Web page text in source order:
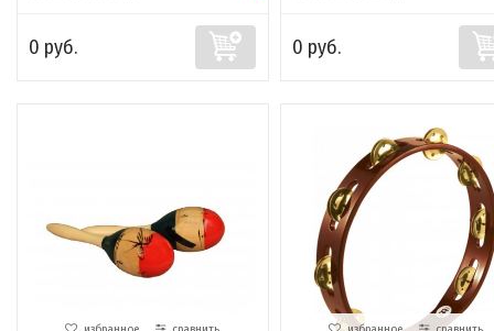
0 руб. 0 руб.